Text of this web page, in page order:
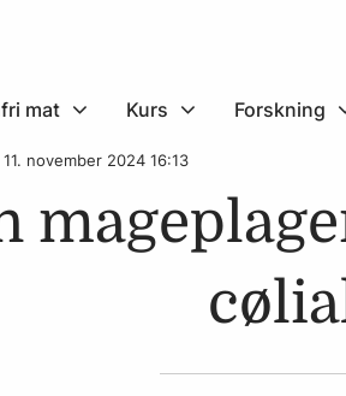
mat Kurs Forskning
november 2024 16:13